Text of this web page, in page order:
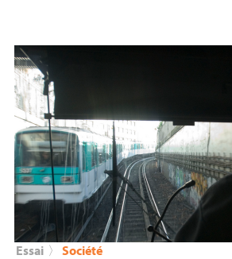
Essai 〉 Société